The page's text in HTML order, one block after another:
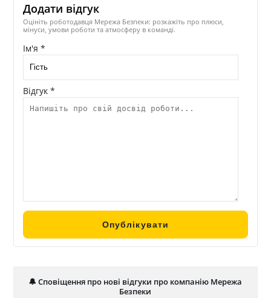
Додати відгук
Оцініть роботодавця Мережа Безпеки: розкажіть про плюси,
мінуси, умови роботи та атмосферу в команді.
Ім'я *
Відгук *
🔔 Сповіщення про нові відгуки про компанію Мережа
Безпеки